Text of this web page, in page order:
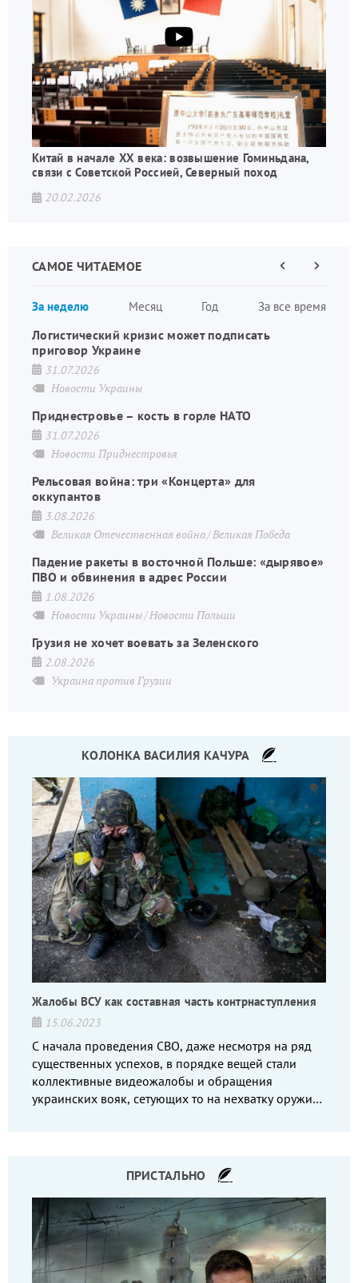
Китай в начале XX века: возвышение Гоминьдана,
связи с Советской Россией, Северный поход
20.02.2026
САМОЕ ЧИТАЕМОЕ
За неделю Месяц Год За все время
страниц
ПредыдущаяСледующая
Логистический кризис может подписать
приговор Украине
31.07.2026
Новости Украины
Приднестровье – кость в горле НАТО
31.07.2026
Новости Приднестровья
Рельсовая война: три «Концерта» для
оккупантов
3.08.2026
Великая Отечественная война Великая Победа
Падение ракеты в восточной Польше: «дырявое»
ПВО и обвинения в адрес России
1.08.2026
Новости Украины Новости Польши
Грузия не хочет воевать за Зеленского
2.08.2026
Украина против Грузии
КОЛОНКА ВАСИЛИЯ КАЧУРА
Жалобы ВСУ как составная часть контрнаступления
15.06.2023
С начала проведения СВО, даже несмотря на ряд
существенных успехов, в порядке вещей стали
коллективные видеожалобы и обращения
украинских вояк, сетующих то на нехватку оружия,
ПРИСТАЛЬНО